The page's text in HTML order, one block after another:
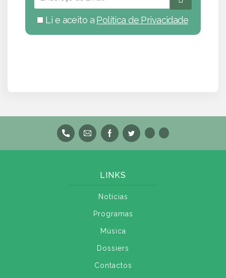
Li e aceito a Política de Privacidade
LINKS
Notícias
Programas
Música
Dossiers
Contactos